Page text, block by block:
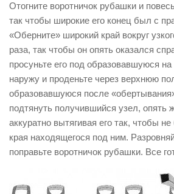
Отогните воротничок рубашки и
так чтобы широкие его конец был с
«Оберните» широкий край вокруг
раза, так чтобы он опять оказался
просуньте его под образовавшуюся
наружу и проденьте через верхнюю
образовавшуюся после
подтянуть получившийся узел, опять
аккуратно вытягивая его так, чтобы
края находящегося под ним.
поправьте воротничок рубашки. Все